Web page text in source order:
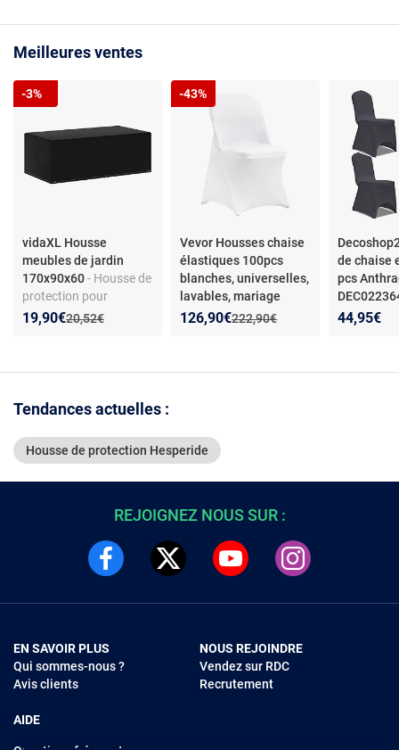
Meilleures ventes
vidaXL Housse
meubles de jardin
170x90x60- Housse de
protection pour
mobilier de jardin -
Ancien prix :
20,52€
Nouveau prix :
19,90€
Réduction de :
-3%
Vevor Housses chaise
élastiques 100pcs
blanches, universelles,
lavables, mariage
Ancien prix :
222,90€
Nouveau prix :
126,90€
Réduction de :
-43%
de chaise
pcs
de chaise
44,95€
Tendances actuelles :
Housse de protection Hesperide
REJOIGNEZ NOUS SUR :
EN SAVOIR PLUS
Qui sommes-nous ?
Avis clients
AIDE
NOUS REJOINDRE
Vendez sur RDC
Recrutement